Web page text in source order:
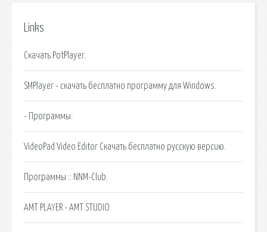
Links
Скачать PotPlayer.
SMPlayer - скачать бесплатно программу для Windows.
- Программы.
VideoPad Video Editor Скачать бесплатно русскую версию.
Программы :: NNM-Club.
AMT PLAYER - AMT STUDIO.